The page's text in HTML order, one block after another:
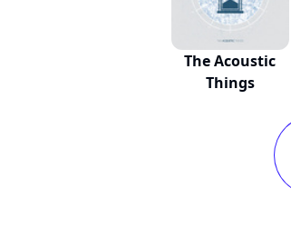
The Acoustic
Things